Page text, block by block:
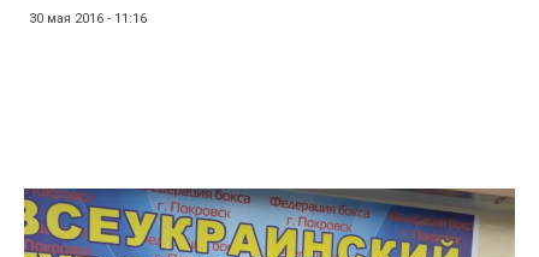
30 мая 2016 - 11:16